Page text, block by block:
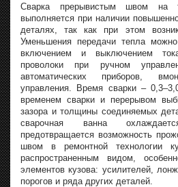
Сварка прерывистым швом на
выполняется при наличии
деталях, так как при этом
Уменьшения передачи тепла
включением и выключением
проволоки при ручном
автоматических приборов,
управления. Время сварки –
временем сварки и перерывом
зазора и толщины соединяемых
сварочная ванна
предотвращается возможность
швом в ремонтной технологии
распространенным видом,
элементов кузова: усилителей,
порогов и ряда других деталей.